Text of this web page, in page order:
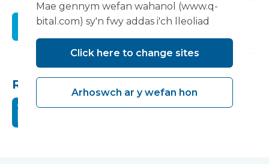
Cofrestrwch
Rhannwch hwn:
Mae gennym wefan wahanol (www.q-
bital.com) sy'n fwy addas i'ch lleoliad
Click here to change sites
Arhoswch ar y wefan hon